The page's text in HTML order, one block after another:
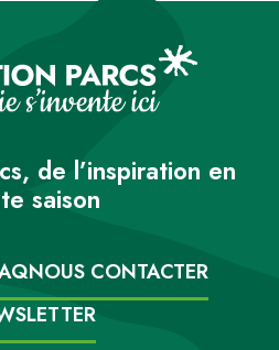
de l’inspiration en
saison
NOUS CONTACTER